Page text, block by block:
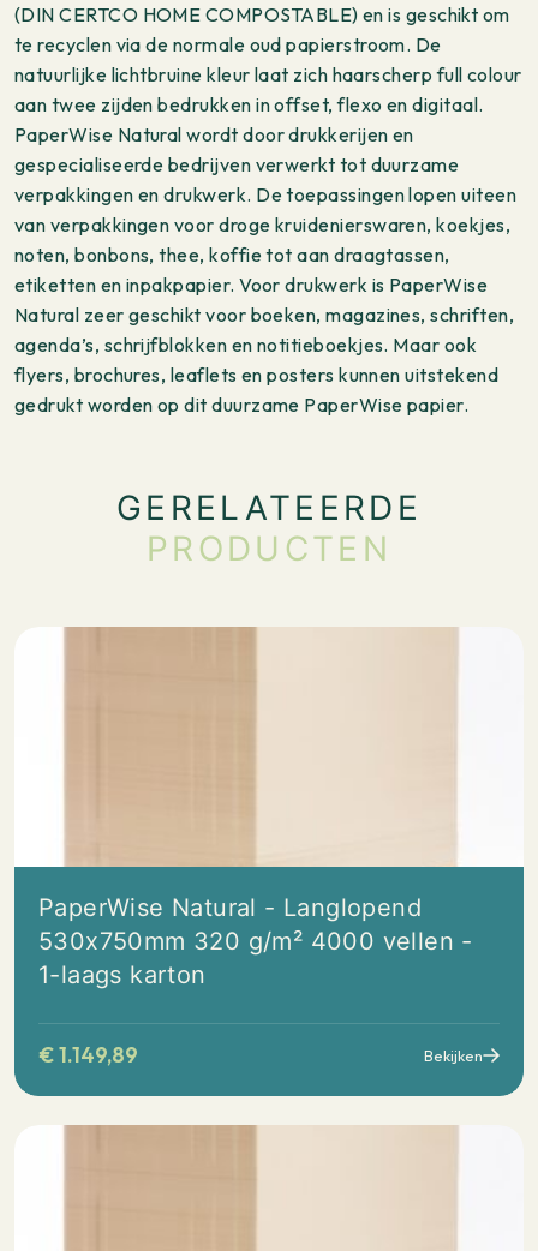
(DIN CERTCO HOME COMPOSTABLE) en is geschikt om
te recyclen via de normale oud papierstroom. De
natuurlijke lichtbruine kleur laat zich haarscherp full colour
aan twee zijden bedrukken in offset, flexo en digitaal.
PaperWise Natural wordt door drukkerijen en
gespecialiseerde bedrijven verwerkt tot duurzame
verpakkingen en drukwerk. De toepassingen lopen uiteen
van verpakkingen voor droge kruidenierswaren, koekjes,
noten, bonbons, thee, koffie tot aan draagtassen,
etiketten en inpakpapier. Voor drukwerk is PaperWise
Natural zeer geschikt voor boeken, magazines, schriften,
agenda’s, schrijfblokken en notitieboekjes. Maar ook
flyers, brochures, leaflets en posters kunnen uitstekend
gedrukt worden op dit duurzame PaperWise papier.
GERELATEERDE
PRODUCTEN
PaperWise Natural - Langlopend
530x750mm 320 g/m² 4000 vellen -
1-laags karton
€1.149,89 Bekijken